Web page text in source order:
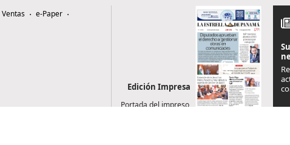
Ventas
e-Paper
Edición Impresa
Portada del impreso